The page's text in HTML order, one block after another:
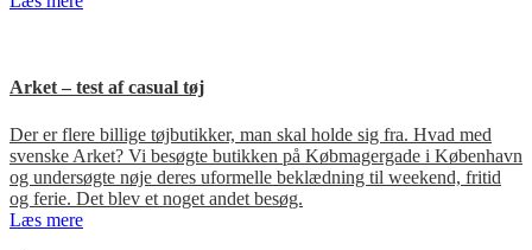
Arket – test af casual tøj
Der er flere billige tøjbutikker, man skal holde sig fra. Hvad med
svenske Arket? Vi besøgte butikken på Købmagergade i København
og undersøgte nøje deres uformelle beklædning til weekend, fritid
og ferie. Det blev et noget andet besøg.
Læs mere